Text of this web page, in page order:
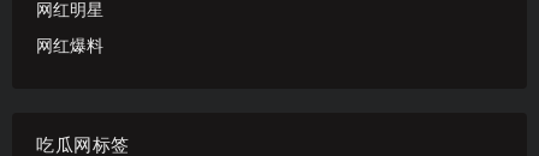
网红明星
网红爆料
吃瓜网标签